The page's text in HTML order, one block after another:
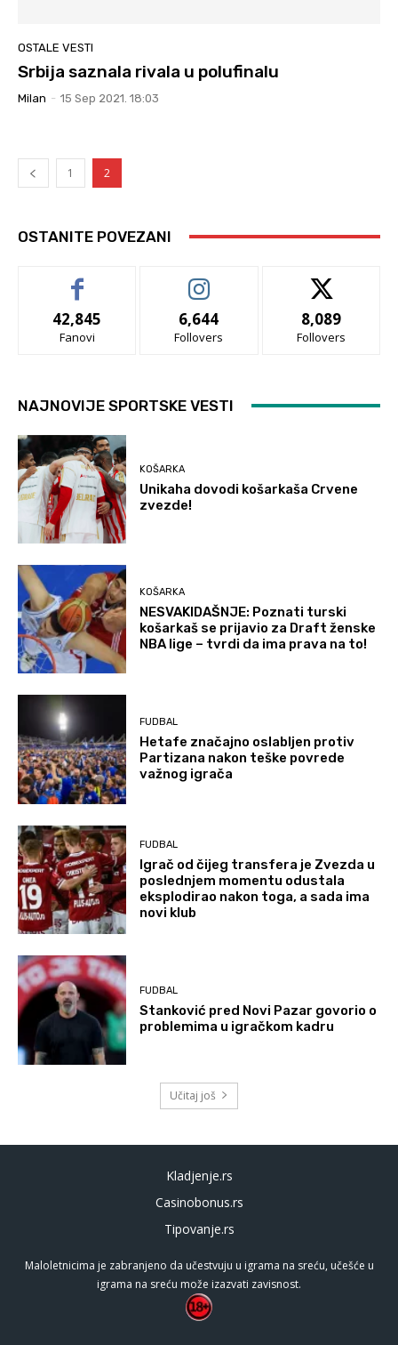
OSTALE VESTI
Srbija saznala rivala u polufinalu
Milan - 15 Sep 2021. 18:03
1 2
OSTANITE POVEZANI
42,845
Fanovi
6,644
Follovers
8,089
Follovers
NAJNOVIJE SPORTSKE VESTI
KOŠARKA
Unikaha dovodi košarkaša Crvene
zvezde!
KOŠARKA
NESVAKIDAŠNJE: Poznati turski
košarkaš se prijavio za Draft ženske
NBA lige – tvrdi da ima prava na to!
FUDBAL
Hetafe značajno oslabljen protiv
Partizana nakon teške povrede
važnog igrača
FUDBAL
Igrač od čijeg transfera je Zvezda u
poslednjem momentu odustala
eksplodirao nakon toga, a sada ima
novi klub
FUDBAL
Stanković pred Novi Pazar govorio o
problemima u igračkom kadru
Učitaj još
Kladjenje.rs
Casinobonus.rs
Tipovanje.rs
Maloletnicima je zabranjeno da učestvuju u igrama na sreću, učešće u
igrama na sreću može izazvati zavisnost.